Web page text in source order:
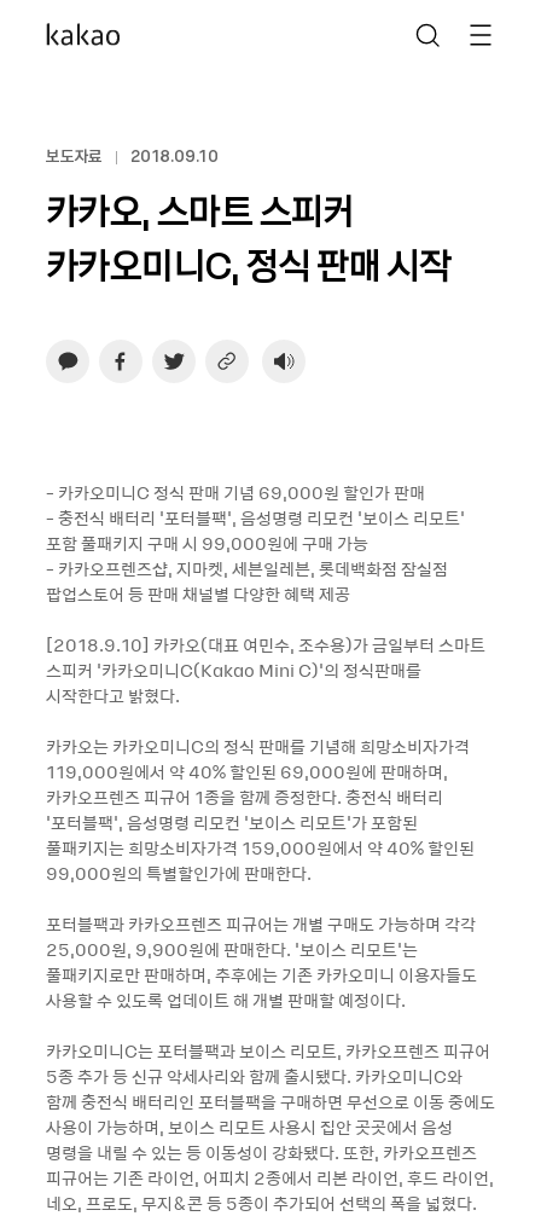
보도자료 2018.09.10
카카오, 스마트 스피커
카카오미니C, 정식 판매 시작
- 카카오미니C 정식 판매 기념 69,000원 할인가 판매
- 충전식 배터리 '포터블팩', 음성명령 리모컨 '보이스 리모트'
포함 풀패키지 구매 시 99,000원에 구매 가능
- 카카오프렌즈샵, 지마켓, 세븐일레븐, 롯데백화점 잠실점
팝업스토어 등 판매 채널별 다양한 혜택 제공
[2018.9.10] 카카오(대표 여민수, 조수용)가 금일부터 스마트
스피커 '카카오미니C(Kakao Mini C)'의 정식판매를
시작한다고 밝혔다.
카카오는 카카오미니C의 정식 판매를 기념해 희망소비자가격
119,000원에서 약 40% 할인된 69,000원에 판매하며,
카카오프렌즈 피규어 1종을 함께 증정한다. 충전식 배터리
'포터블팩', 음성명령 리모컨 '보이스 리모트'가 포함된
풀패키지는 희망소비자가격 159,000원에서 약 40% 할인된
99,000원의 특별할인가에 판매한다.
포터블팩과 카카오프렌즈 피규어는 개별 구매도 가능하며 각각
25,000원, 9,900원에 판매한다. '보이스 리모트'는
풀패키지로만 판매하며, 추후에는 기존 카카오미니 이용자들도
사용할 수 있도록 업데이트 해 개별 판매할 예정이다.
카카오미니C는 포터블팩과 보이스 리모트, 카카오프렌즈 피규어
5종 추가 등 신규 악세사리와 함께 출시됐다. 카카오미니C와
함께 충전식 배터리인 포터블팩을 구매하면 무선으로 이동 중에도
사용이 가능하며, 보이스 리모트 사용시 집안 곳곳에서 음성
명령을 내릴 수 있는 등 이동성이 강화됐다. 또한, 카카오프렌즈
피규어는 기존 라이언, 어피치 2종에서 리본 라이언, 후드 라이언,
네오, 프로도, 무지&콘 등 5종이 추가되어 선택의 폭을 넓혔다.